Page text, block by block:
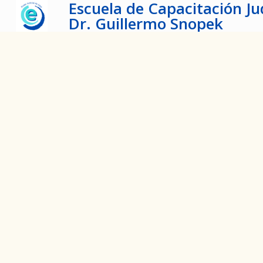
Escuela de Capacitación
Dr. Guillermo Snopek